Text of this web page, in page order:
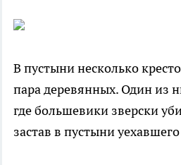
В пустыни несколько
пара деревянных. Один из
где большевики зверски
застав в пустыни